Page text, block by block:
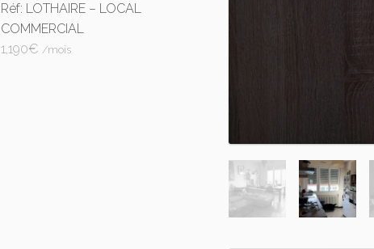
Réf: LOTHAIRE – LOCAL
COMMERCIAL
1,190€/mois